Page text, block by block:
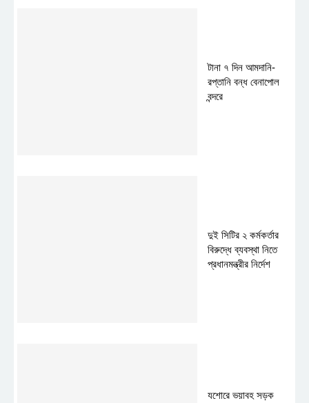
টানা ৭ দিন আমদানি-
রপ্তানি বন্ধ বেনাপোল
বন্দরে
দুই সিটির ২ কর্মকর্তার
বিরুদ্ধে ব্যবস্থা নিতে
প্রধানমন্ত্রীর নির্দেশ
যশোরে ভয়াবহ সড়ক